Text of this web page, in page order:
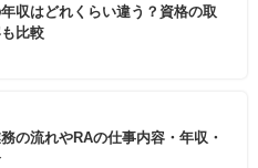
収はどれくらい違う？資格の取
比較
の流れやRAの仕事内容・年収・